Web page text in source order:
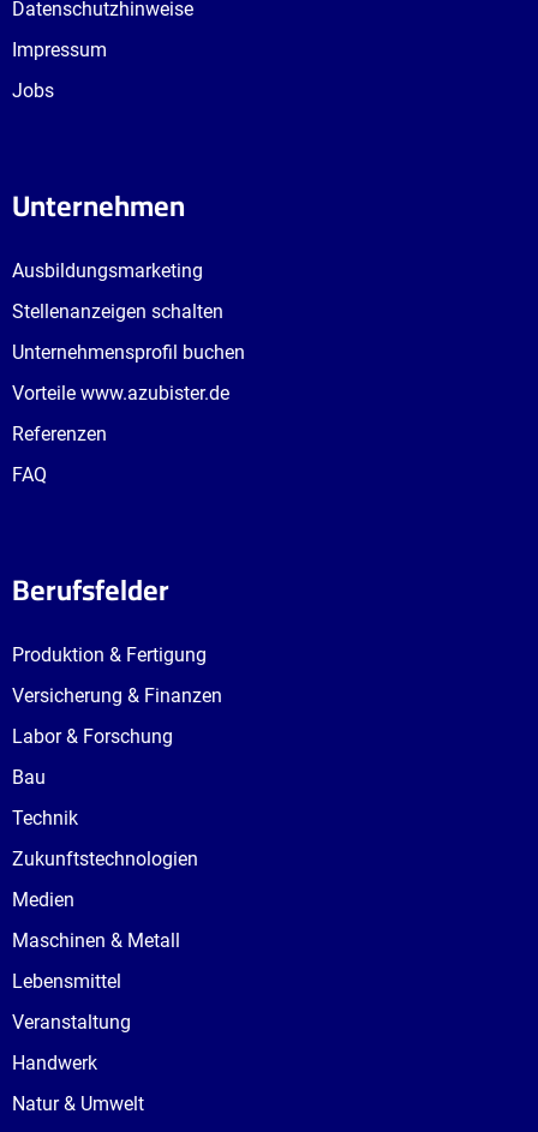
Datenschutzhinweise
Impressum
Jobs
Unternehmen
Ausbildungsmarketing
Stellenanzeigen schalten
Unternehmensprofil buchen
Vorteile www.azubister.de
Referenzen
FAQ
Berufsfelder
Produktion & Fertigung
Versicherung & Finanzen
Labor & Forschung
Bau
Technik
Zukunftstechnologien
Medien
Maschinen & Metall
Lebensmittel
Veranstaltung
Handwerk
Natur & Umwelt